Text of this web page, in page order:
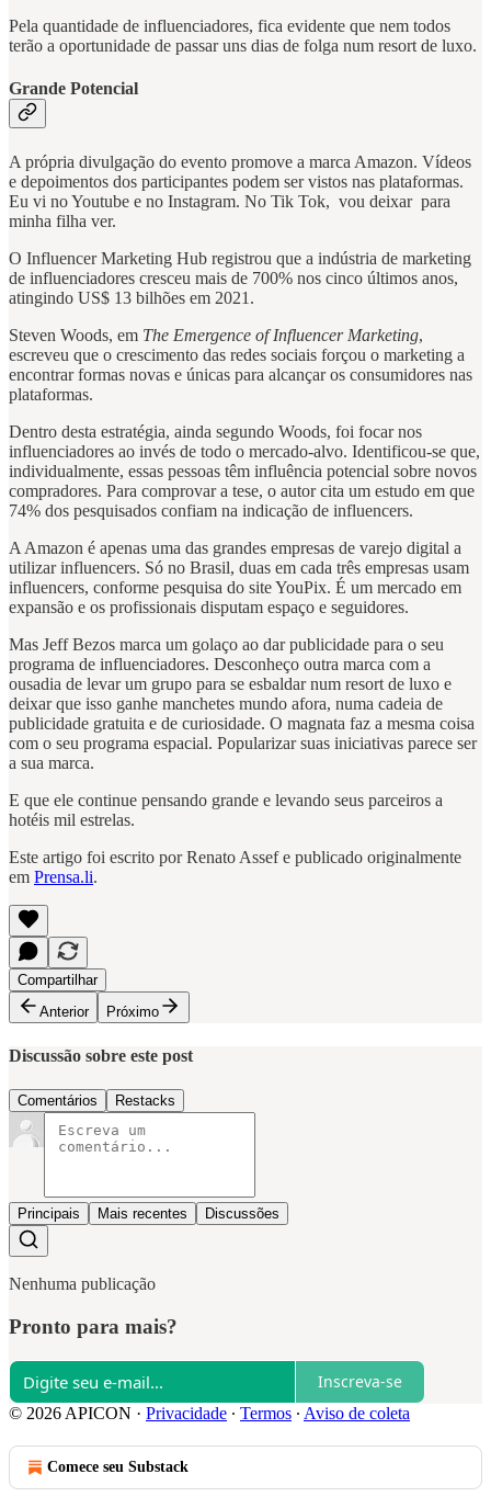
Pela quantidade de influenciadores, fica evidente que nem todos
terão a oportunidade de passar uns dias de folga num resort de luxo.
Grande Potencial
A própria divulgação do evento promove a marca Amazon. Vídeos
e depoimentos dos participantes podem ser vistos nas plataformas.
Eu vi no Youtube e no Instagram. No Tik Tok, vou deixar para
minha filha ver.
O Influencer Marketing Hub registrou que a indústria de marketing
de influenciadores cresceu mais de 700% nos cinco últimos anos,
atingindo US$ 13 bilhões em 2021.
Steven Woods, em The Emergence of Influencer Marketing,
escreveu que o crescimento das redes sociais forçou o marketing a
encontrar formas novas e únicas para alcançar os consumidores nas
plataformas.
Dentro desta estratégia, ainda segundo Woods, foi focar nos
influenciadores ao invés de todo o mercado-alvo. Identificou-se que,
individualmente, essas pessoas têm influência potencial sobre novos
compradores. Para comprovar a tese, o autor cita um estudo em que
74% dos pesquisados confiam na indicação de influencers.
A Amazon é apenas uma das grandes empresas de varejo digital a
utilizar influencers. Só no Brasil, duas em cada três empresas usam
influencers, conforme pesquisa do site YouPix. É um mercado em
expansão e os profissionais disputam espaço e seguidores.
Mas Jeff Bezos marca um golaço ao dar publicidade para o seu
programa de influenciadores. Desconheço outra marca com a
ousadia de levar um grupo para se esbaldar num resort de luxo e
deixar que isso ganhe manchetes mundo afora, numa cadeia de
publicidade gratuita e de curiosidade. O magnata faz a mesma coisa
com o seu programa espacial. Popularizar suas iniciativas parece ser
a sua marca.
E que ele continue pensando grande e levando seus parceiros a
hotéis mil estrelas.
Este artigo foi escrito por Renato Assef e publicado originalmente
em Prensa.li.
Compartilhar
Anterior
Próximo
Discussão sobre este post
Comentários Restacks
Principais Mais recentes Discussões
Nenhuma publicação
Pronto para mais?
Inscreva-se
© 2026 APICON · Privacidade ∙ Termos ∙ Aviso de coleta
Comece seu Substack